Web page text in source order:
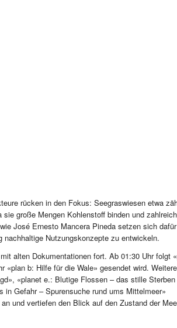
rücken in den Fokus: Seegraswiesen etwa
große Mengen Kohlenstoff binden und
José Ernesto Mancera Pineda setzen sich
Nutzungskonzepte zu entwickeln.
alten Dokumentationen fort. Ab 01:30 Uhr folgt
«plan b: Hilfe für die Wale» gesendet wird. Weitere
«planet e.: Blutige Flossen – das stille Sterben
Gefahr – Spurensuche rund ums Mittelmeer»
und vertiefen den Blick auf den Zustand der